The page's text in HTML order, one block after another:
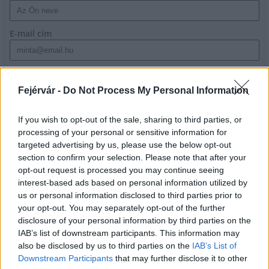
Fejérvár - Do Not Process My Personal Information
If you wish to opt-out of the sale, sharing to third parties, or
processing of your personal or sensitive information for
targeted advertising by us, please use the below opt-out
section to confirm your selection. Please note that after your
opt-out request is processed you may continue seeing
interest-based ads based on personal information utilized by
us or personal information disclosed to third parties prior to
your opt-out. You may separately opt-out of the further
disclosure of your personal information by third parties on the
IAB’s list of downstream participants. This information may
also be disclosed by us to third parties on the IAB’s List of
Downstream Participants that may further disclose it to other
E-mail cím
szabályzatot!
LEGFRISSEBB
Országos hírek
Megérkezett az eső a Duna vízgyűjtőjére
Aktuális